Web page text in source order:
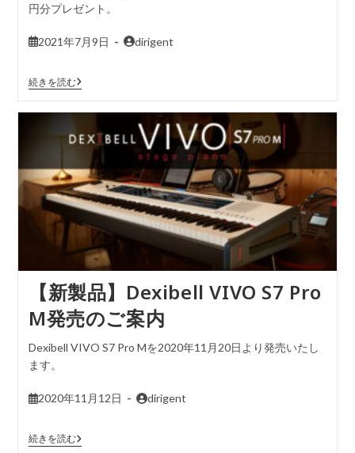
円分プレゼント。
2021年7月9日 dirigent
続きを読む
【新製品】Dexibell VIVO S7 Pro
M発売のご案内
Dexibell VIVO S7 Pro Mを2020年11月20日より発売いたし
ます。
2020年11月12日 dirigent
続きを読む